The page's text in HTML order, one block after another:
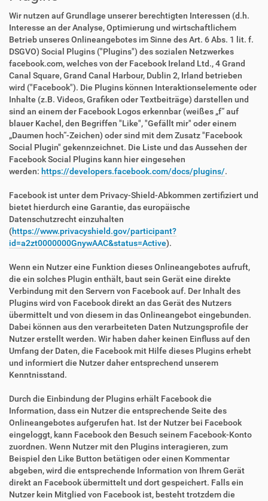
Wir nutzen auf Grundlage unserer berechtigten Interessen (d.h.
Interesse an der Analyse, Optimierung und wirtschaftlichem
Betrieb unseres Onlineangebotes im Sinne des Art. 6 Abs. 1 lit. f.
DSGVO) Social Plugins ("Plugins") des sozialen Netzwerkes
facebook.com, welches von der Facebook Ireland Ltd., 4 Grand
Canal Square, Grand Canal Harbour, Dublin 2, Irland betrieben
wird ("Facebook"). Die Plugins können Interaktionselemente oder
Inhalte (z.B. Videos, Grafiken oder Textbeiträge) darstellen und
sind an einem der Facebook Logos erkennbar (weißes „f“ auf
blauer Kachel, den Begriffen "Like", "Gefällt mir" oder einem
„Daumen hoch“-Zeichen) oder sind mit dem Zusatz "Facebook
Social Plugin" gekennzeichnet. Die Liste und das Aussehen der
Facebook Social Plugins kann hier eingesehen
werden: https://developers.facebook.com/docs/plugins/.
Facebook ist unter dem Privacy-Shield-Abkommen zertifiziert und
bietet hierdurch eine Garantie, das europäische
Datenschutzrecht einzuhalten
(https://www.privacyshield.gov/participant?
id=a2zt0000000GnywAAC&status=Active).
Wenn ein Nutzer eine Funktion dieses Onlineangebotes aufruft,
die ein solches Plugin enthält, baut sein Gerät eine direkte
Verbindung mit den Servern von Facebook auf. Der Inhalt des
Plugins wird von Facebook direkt an das Gerät des Nutzers
übermittelt und von diesem in das Onlineangebot eingebunden.
Dabei können aus den verarbeiteten Daten Nutzungsprofile der
Nutzer erstellt werden. Wir haben daher keinen Einfluss auf den
Umfang der Daten, die Facebook mit Hilfe dieses Plugins erhebt
und informiert die Nutzer daher entsprechend unserem
Kenntnisstand.
Durch die Einbindung der Plugins erhält Facebook die
Information, dass ein Nutzer die entsprechende Seite des
Onlineangebotes aufgerufen hat. Ist der Nutzer bei Facebook
eingeloggt, kann Facebook den Besuch seinem Facebook-Konto
zuordnen. Wenn Nutzer mit den Plugins interagieren, zum
Beispiel den Like Button betätigen oder einen Kommentar
abgeben, wird die entsprechende Information von Ihrem Gerät
direkt an Facebook übermittelt und dort gespeichert. Falls ein
Nutzer kein Mitglied von Facebook ist, besteht trotzdem die